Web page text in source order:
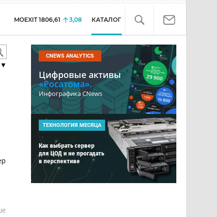
MOEXIT 1806,61 3,08 КАТАЛОГ
CNEWS ANALYTICS
Цифровые активы
«Росатома».
Инфографика CNews
ТЕХНОЛОГИЯ МЕСЯЦА
Как выбрать сервер
для ЦОД и не прогадать
в перспективе